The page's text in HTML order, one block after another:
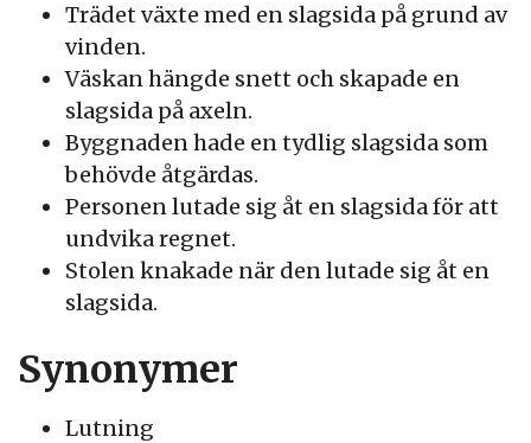
Trädet växte med en slagsida på grund av
vinden.
Väskan hängde snett och skapade en
slagsida på axeln.
Byggnaden hade en tydlig slagsida som
behövde åtgärdas.
Personen lutade sig åt en slagsida för att
undvika regnet.
Stolen knakade när den lutade sig åt en
slagsida.
Synonymer
Lutning